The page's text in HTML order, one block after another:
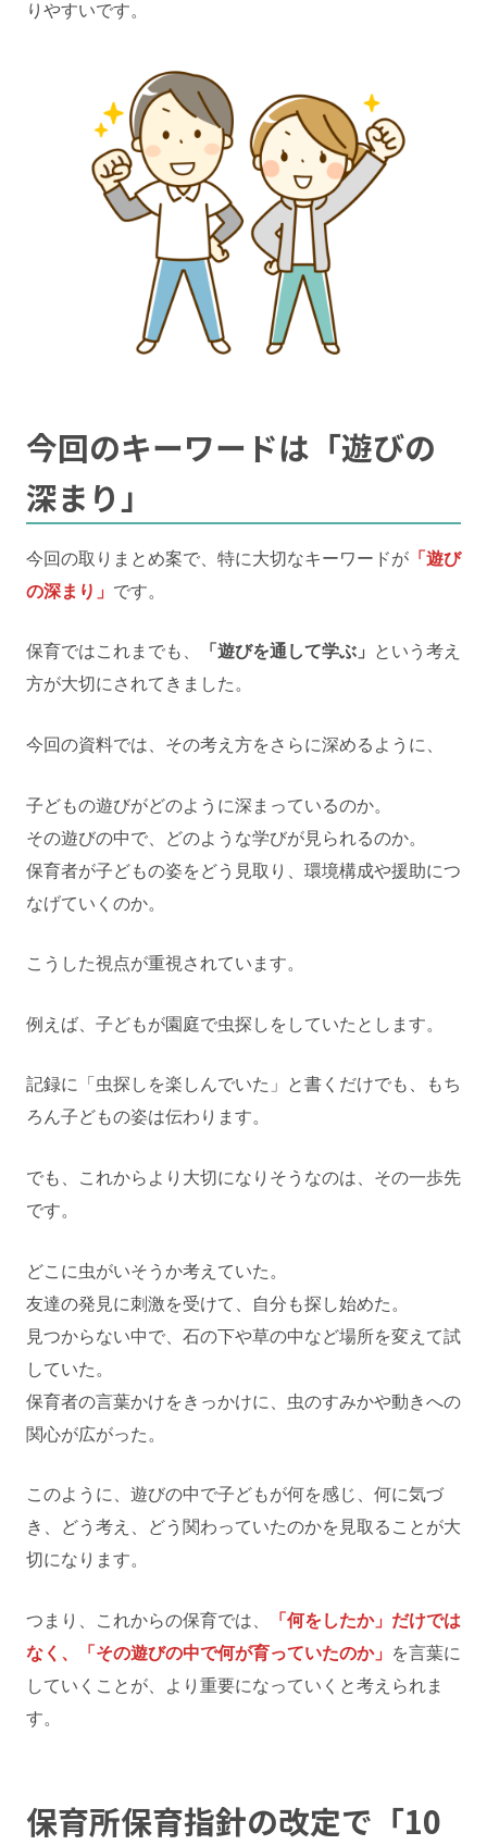
りやすいです。
今回のキーワードは「遊びの
深まり」
今回の取りまとめ案で、特に大切なキーワードが 「遊び
の深まり」 です。
保育ではこれまでも、 「遊びを通して学ぶ」 という考え
方が大切にされてきました。
今回の資料では、その考え方をさらに深めるように、
子どもの遊びがどのように深まっているのか。
その遊びの中で、どのような学びが見られるのか。
保育者が子どもの姿をどう見取り、環境構成や援助につ
なげていくのか。
こうした視点が重視されています。
例えば、子どもが園庭で虫探しをしていたとします。
記録に「虫探しを楽しんでいた」と書くだけでも、もち
ろん子どもの姿は伝わります。
でも、これからより大切になりそうなのは、その一歩先
です。
どこに虫がいそうか考えていた。
友達の発見に刺激を受けて、自分も探し始めた。
見つからない中で、石の下や草の中など場所を変えて試
していた。
保育者の言葉かけをきっかけに、虫のすみかや動きへの
関心が広がった。
このように、遊びの中で子どもが何を感じ、何に気づ
き、どう考え、どう関わっていたのかを見取ることが大
切になります。
つまり、これからの保育では、
「何をしたか」だけでは
なく、「その遊びの中で何が育っていたのか」 を言葉に
していくことが、より重要になっていくと考えられま
す。
保育所保育指針の改定で 「10